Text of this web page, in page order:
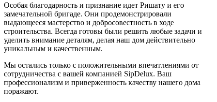
Особая благодарность и признание идет Ришату и его
замечательной бригаде. Они продемонстрировали
выдающееся мастерство и добросовестность в ходе
строительства. Всегда готовы были решить любые задачи и
уделить внимание деталям, делая наш дом действительно
уникальным и качественным.
Мы остались только с положительными впечатлениями от
сотрудничества с вашей компанией SipDelux. Ваш
профессионализм и приверженность качеству нашего дома
поражают.